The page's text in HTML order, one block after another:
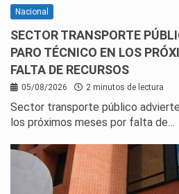
Nacional
SECTOR TRANSPORTE
PARO TÉCNICO EN LOS
FALTA DE RECURSOS
05/08/2026 2 minutos de lectura
Sector transporte público
los próximos meses por falta de…